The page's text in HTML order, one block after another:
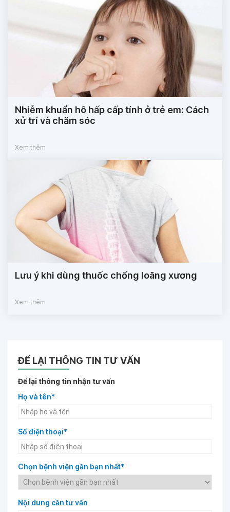
Nhiễm khuẩn hô hấp cấp tính ở trẻ em: Cách
xử trí và chăm sóc
Xem thêm
Lưu ý khi dùng thuốc chống loãng xương
Xem thêm
ĐỂ LẠI THÔNG TIN TƯ VẤN
Để lại thông tin nhận tư vấn
Họ và tên*
Số điện thoại*
Chọn bệnh viện gần bạn nhất*
Nội dung cần tư vấn